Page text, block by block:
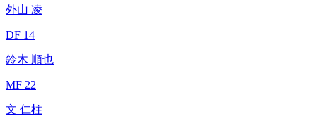
外山 凌
DF 14
鈴木 順也
MF 22
文 仁柱